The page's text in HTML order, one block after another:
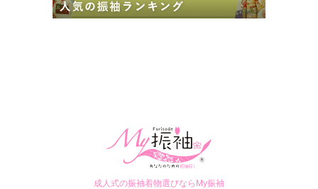
成人式の振袖着物選びならMy振袖